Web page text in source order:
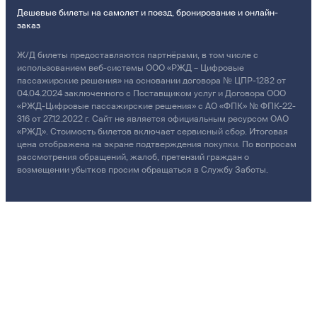
Дешевые билеты на самолет и поезд, бронирование и онлайн-
заказ
Ж/Д билеты предоставляются партнёрами, в том числе с
использованием веб-системы ООО «РЖД – Цифровые
пассажирские решения» на основании договора № ЦПР-1282 от
04.04.2024 заключенного с Поставщиком услуг и Договора ООО
«РЖД-Цифровые пассажирские решения» с АО «ФПК» № ФПК-22-
316 от 27.12.2022 г. Сайт не является официальным ресурсом ОАО
«РЖД». Стоимость билетов включает сервисный сбор. Итоговая
цена отображена на экране подтверждения покупки. По вопросам
рассмотрения обращений, жалоб, претензий граждан о
возмещении убытков просим обращаться в Службу Заботы.